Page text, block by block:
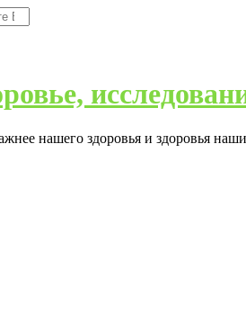
нашего здоровья и здоровья